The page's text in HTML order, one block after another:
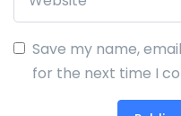
Save my name,
for the next time I